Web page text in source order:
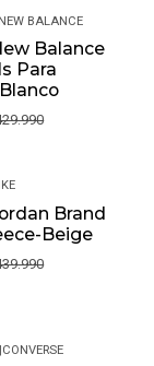
NEW BALANCE
Balance
Para
Brand
Beige
CONVERSE